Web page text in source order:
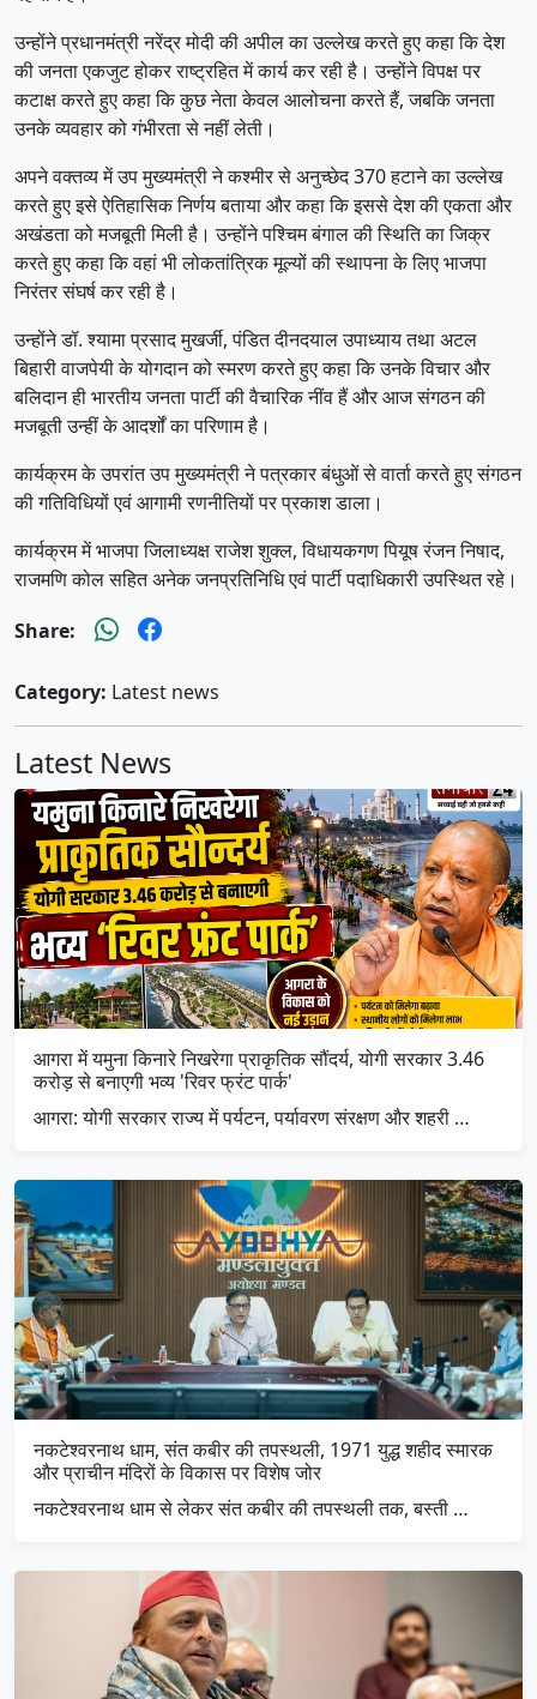
उन्होंने प्रधानमंत्री नरेंद्र मोदी की अपील का उल्लेख करते हुए कहा कि देश
की जनता एकजुट होकर राष्ट्रहित में कार्य कर रही है। उन्होंने विपक्ष पर
कटाक्ष करते हुए कहा कि कुछ नेता केवल आलोचना करते हैं, जबकि जनता
उनके व्यवहार को गंभीरता से नहीं लेती।
अपने वक्तव्य में उप मुख्यमंत्री ने कश्मीर से अनुच्छेद 370 हटाने का उल्लेख
करते हुए इसे ऐतिहासिक निर्णय बताया और कहा कि इससे देश की एकता और
अखंडता को मजबूती मिली है। उन्होंने पश्चिम बंगाल की स्थिति का जिक्र
करते हुए कहा कि वहां भी लोकतांत्रिक मूल्यों की स्थापना के लिए भाजपा
निरंतर संघर्ष कर रही है।
उन्होंने डॉ. श्यामा प्रसाद मुखर्जी, पंडित दीनदयाल उपाध्याय तथा अटल
बिहारी वाजपेयी के योगदान को स्मरण करते हुए कहा कि उनके विचार और
बलिदान ही भारतीय जनता पार्टी की वैचारिक नींव हैं और आज संगठन की
मजबूती उन्हीं के आदर्शों का परिणाम है।
कार्यक्रम के उपरांत उप मुख्यमंत्री ने पत्रकार बंधुओं से वार्ता करते हुए संगठन
की गतिविधियों एवं आगामी रणनीतियों पर प्रकाश डाला।
कार्यक्रम में भाजपा जिलाध्यक्ष राजेश शुक्ल, विधायकगण पियूष रंजन निषाद,
राजमणि कोल सहित अनेक जनप्रतिनिधि एवं पार्टी पदाधिकारी उपस्थित रहे।
Share:
Category: Latest news
Latest News
आगरा में यमुना किनारे निखरेगा प्राकृतिक सौंदर्य, योगी सरकार 3.46
करोड़ से बनाएगी भव्य 'रिवर फ्रंट पार्क'
आगरा: योगी सरकार राज्य में पर्यटन, पर्यावरण संरक्षण और शहरी …
नकटेश्वरनाथ धाम, संत कबीर की तपस्थली, 1971 युद्ध शहीद स्मारक
और प्राचीन मंदिरों के विकास पर विशेष जोर
नकटेश्वरनाथ धाम से लेकर संत कबीर की तपस्थली तक, बस्ती …